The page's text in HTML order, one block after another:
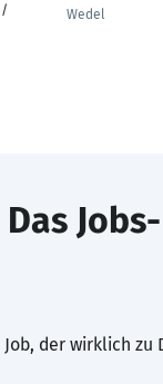
/
Wedel
Das
der wirklich zu